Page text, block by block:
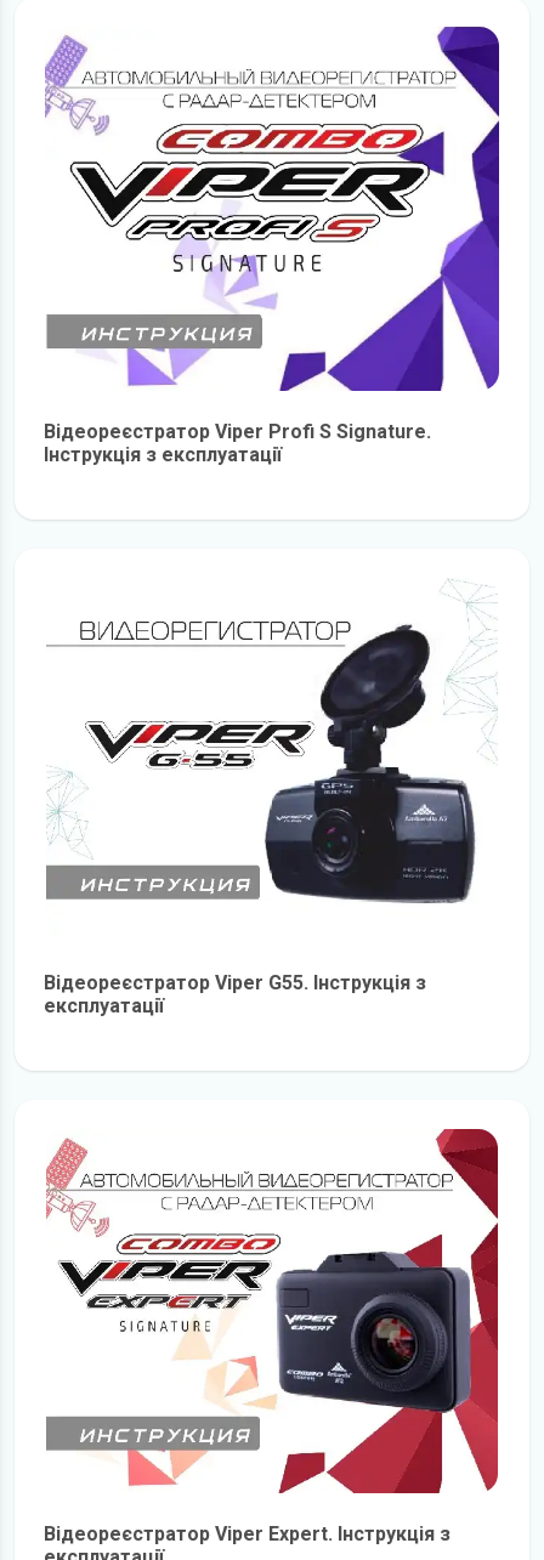
Відеореєстратор Viper Profi S Signature.
Інструкція з експлуатації
Відеореєстратор Viper G55. Інструкція з
експлуатації
Відеореєстратор Viper Expert. Інструкція з